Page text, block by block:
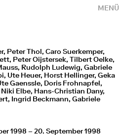
MENÜ
Peter Thol, Caro Suerkemper,
Peter Oijstersek, Tilbert Oelke,
Rudolph Ludewig, Gabriele
Ute Heuer, Horst Hellinger, Geka
Gaenssle, Doris Frohnapfel,
Elbe, Hans-Christian Dany,
Ingrid Beckmann, Gabriele
1998 – 20. September 1998